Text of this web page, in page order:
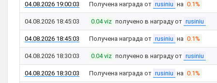
04.08.2026 19:00:03 Получена награда от rusiniu на 0.1%
04.08.2026 18:45:03 0.04 viz получено в награду от rusiniu
04.08.2026 18:45:03 Получена награда от rusiniu на 0.1%
04.08.2026 18:30:03 0.04 viz получено в награду от rusiniu
04.08.2026 18:30:03 Получена награда от rusiniu на 0.1%